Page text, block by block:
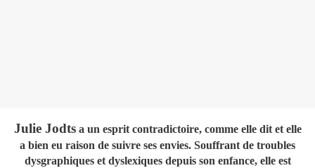
Julie Jodtsa un esprit contradictoire, comme elle dit et elle
a bien eu raison de suivre ses envies. Souffrant de troubles
dysgraphiques et dyslexiques depuis son enfance, elle est